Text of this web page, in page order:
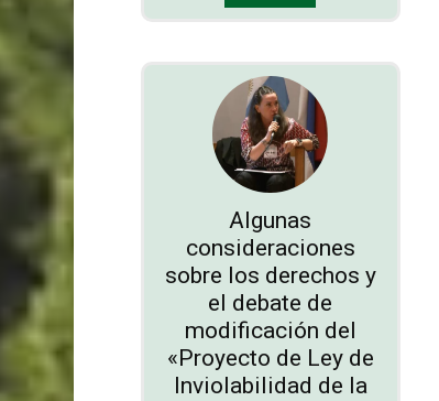
Algunas
consideraciones
sobre los derechos y
el debate de
modificación del
«Proyecto de Ley de
Inviolabilidad de la